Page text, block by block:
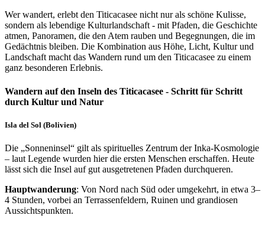
Wer wandert, erlebt den Titicacasee nicht nur als schöne Kulisse,
sondern als lebendige Kulturlandschaft - mit Pfaden, die Geschichte
atmen, Panoramen, die den Atem rauben und Begegnungen, die im
Gedächtnis bleiben. Die Kombination aus Höhe, Licht, Kultur und
Landschaft macht das Wandern rund um den Titicacasee zu einem
ganz besonderen Erlebnis.
Wandern auf den Inseln des Titicacasee - Schritt für Schritt
durch Kultur und Natur
Isla del Sol (Bolivien)
Die „Sonneninsel“ gilt als spirituelles Zentrum der Inka-Kosmologie
– laut Legende wurden hier die ersten Menschen erschaffen. Heute
lässt sich die Insel auf gut ausgetretenen Pfaden durchqueren.
Hauptwanderung: Von Nord nach Süd oder umgekehrt, in etwa 3–
4 Stunden, vorbei an Terrassenfeldern, Ruinen und grandiosen
Aussichtspunkten.